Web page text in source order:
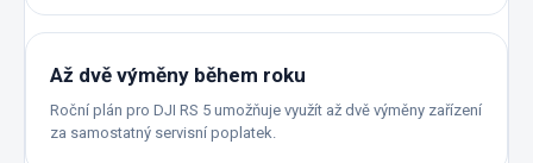
Až dvě výměny během roku
Roční plán pro DJI RS 5 umožňuje využít až dvě výměny zařízení
za samostatný servisní poplatek.